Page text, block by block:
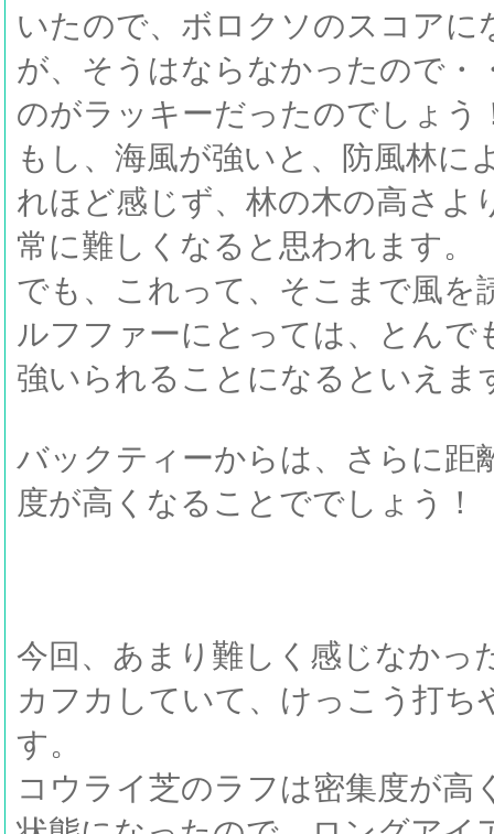
いたので、ボロクソのスコア
が、そうはならなかったので・
のがラッキーだったのでしょう
もし、海風が強いと、防風林に
れほど感じず、林の木の高さよ
常に難しくなると思われます。
でも、これって、そこまで風を
ルフファーにとっては、とん
強いられることになるといえま
バックティーからは、さらに距
度が高くなることででしょう！
今回、あまり難しく感じなかっ
カフカしていて、けっこう打
す。
コウライ芝のラフは密集度が高